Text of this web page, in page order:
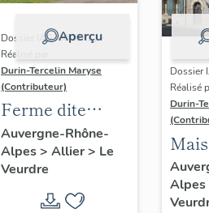
Aperçu
Dossier IA03000671 |
Réalisé par
Durin-Tercelin Maryse
(Contributeur)
Ferme dite
domaine de
Fontenay
Auvergne-Rhône-
Alpes> Allier> Le
Veurdre
Dossier
Réalisé
Durin-
Alpes